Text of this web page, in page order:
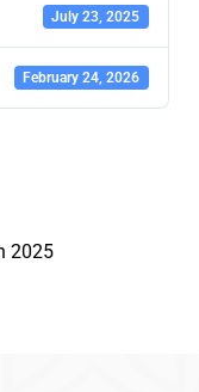
July 23, 2025
February 24, 2026
2025